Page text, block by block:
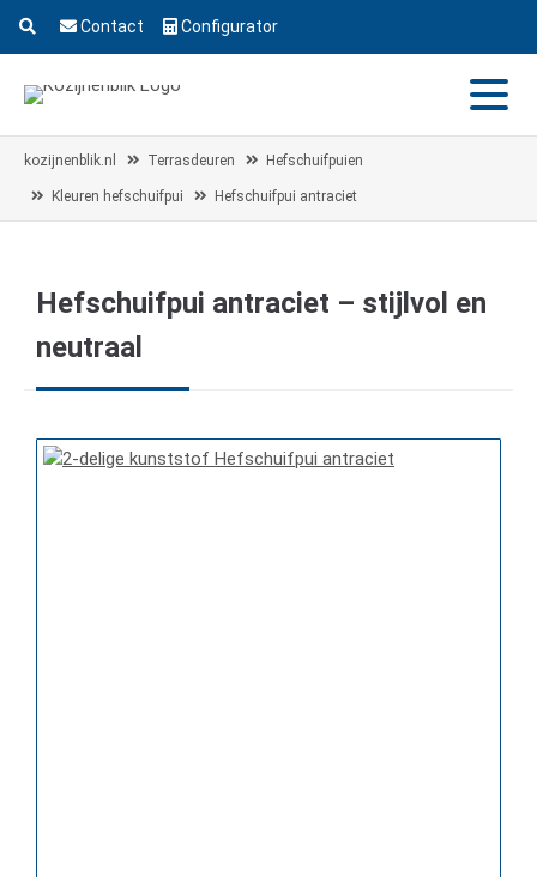
Contact Configurator
kozijnenblik.nl Terrasdeuren Hefschuifpuien
Kleuren hefschuifpui Hefschuifpui antraciet
Hefschuifpui antraciet – stijlvol en
neutraal